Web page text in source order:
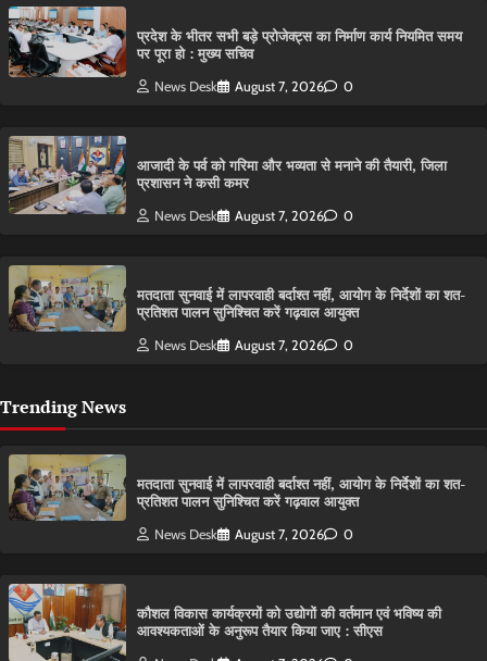
प्रदेश के भीतर सभी बड़े प्रोजेक्ट्स का निर्माण कार्य नियमित समय
पर पूरा हो : मुख्य सचिव
News Desk August 7, 2026 0
आजादी के पर्व को गरिमा और भव्यता से मनाने की तैयारी, जिला
प्रशासन ने कसी कमर
News Desk August 7, 2026 0
मतदाता सुनवाई में लापरवाही बर्दाश्त नहीं, आयोग के निर्देशों का शत-
प्रतिशत पालन सुनिश्चित करें गढ़वाल आयुक्त
News Desk August 7, 2026 0
Trending News
मतदाता सुनवाई में लापरवाही बर्दाश्त नहीं, आयोग के निर्देशों का शत-
प्रतिशत पालन सुनिश्चित करें गढ़वाल आयुक्त
News Desk August 7, 2026 0
कौशल विकास कार्यक्रमों को उद्योगों की वर्तमान एवं भविष्य की
आवश्यकताओं के अनुरूप तैयार किया जाए : सीएस